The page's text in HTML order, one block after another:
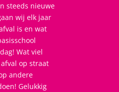
steeds nieuwe
wij elk jaar
is en wat
Wat viel
op straat
andere
Gelukkig